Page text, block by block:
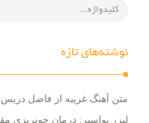
نوشته‌های تازه
متن آهنگ غریبه از فاضل دریس
لیزر بواسیر: درمان خونریزی